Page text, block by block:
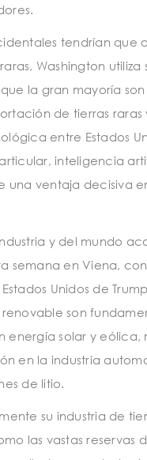
tendrían que
Washington
la gran mayoría
de tierras
entre Estados
inteligencia
ventaja decisiva
y del mundo
semana en Viena,
Unidos de
son
energía solar y
en la industria
de litio.
su industria de
las vastas